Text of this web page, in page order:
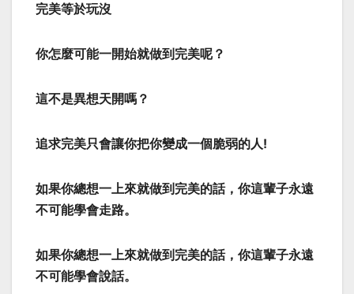
完美等於玩沒
你怎麼可能一開始就做到完美呢？
這不是異想天開嗎？
追求完美只會讓你把你變成一個脆弱的人!
如果你總想一上來就做到完美的話，你這輩子永遠
不可能學會走路。
如果你總想一上來就做到完美的話，你這輩子永遠
不可能學會說話。